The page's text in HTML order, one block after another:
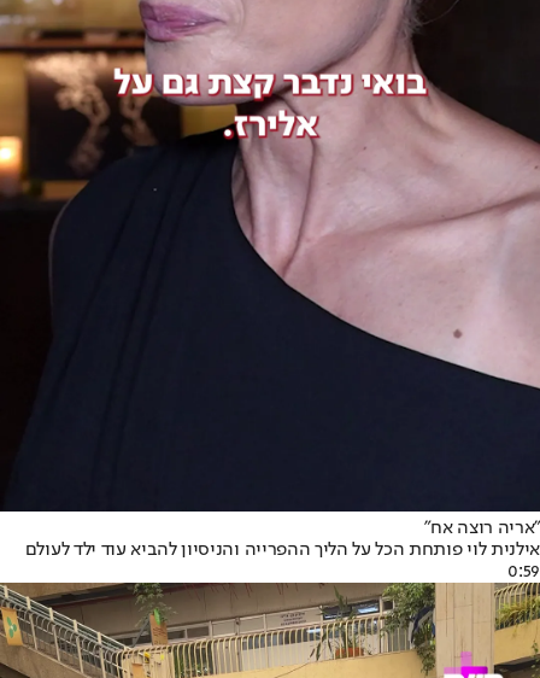
"אריה רוצה אח"
אילנית לוי פותחת הכל על הליך ההפרייה והניסיון להביא עוד ילד לעולם
0:59